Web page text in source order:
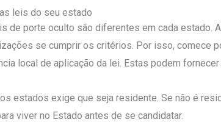
leis do seu estado
de porte oculto são diferentes em cada estado.
se cumprir os critérios. Por isso, comece
local de aplicação da lei. Estas podem
estados exige que seja residente. Se não é
viver no Estado antes de se candidatar.